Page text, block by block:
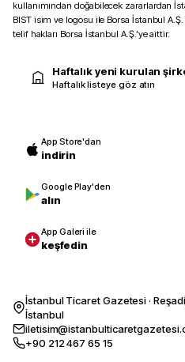
kullanımından doğabilecek zararlardan
BIST isim ve logosu ile Borsa İstanbul
telif hakları Borsa İstanbul A.Ş.’ye aittir.
Haftalık yeni kurulan
Haftalık listeye göz atın
App Store'dan
indirin
Google Play'den
alın
App Galeri ile
keşfedin
İstanbul Ticaret Gazetesi ·
İstanbul
+90 212 467 65 15